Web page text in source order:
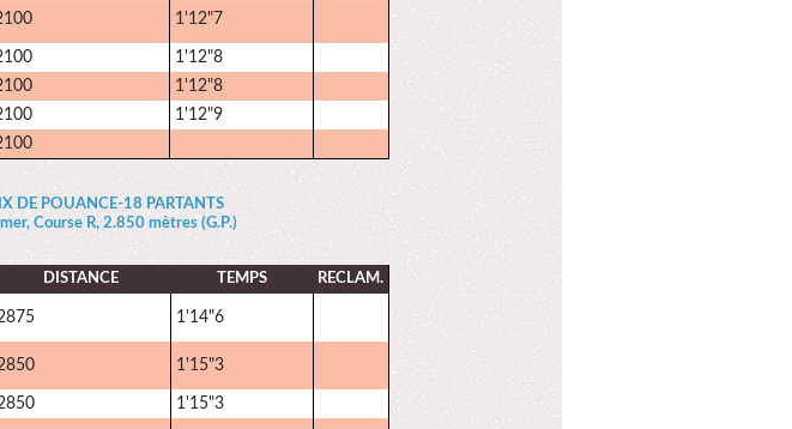
1'12"7
1'12"8
1'12"8
1'12"9
DE POUANCE-18 PARTANTS
Course R, 2.850 mètres (G.P.)
DISTANCE TEMPS RECLAM.
1'14"6
1'15"3
1'15"3